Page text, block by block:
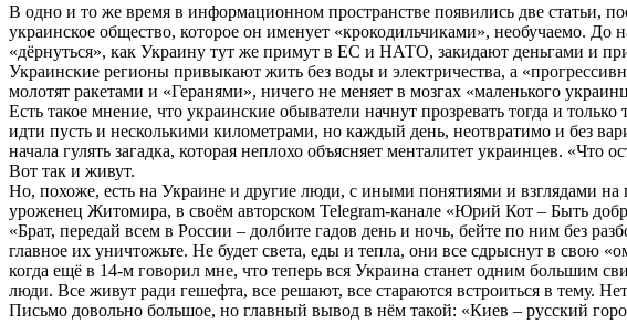
В одно и то же время в информационном пространстве появились две статьи,
украинское общество, которое он именует «крокодильчиками», необучаемо.
«дёрнуться», как Украину тут же примут в ЕС и НАТО, закидают деньгами и
Украинские регионы привыкают жить без воды и электричества, а
молотят ракетами и «Геранями», ничего не меняет в мозгах «маленького
Есть такое мнение, что украинские обыватели начнут прозревать тогда и
идти пусть и несколькими километрами, но каждый день, неотвратимо и без
начала гулять загадка, которая неплохо объясняет менталитет украинцев.
Вот так и живут.
Но, похоже, есть на Украине и другие люди, с иными понятиями и взглядами
уроженец Житомира, в своём авторском Telegram-канале «Юрий Кот – Быть
«Брат, передай всем в России – долбите гадов день и ночь, бейте по ним без
главное их уничтожьте. Не будет света, еды и тепла, они все сдрыснут в
когда ещё в 14-м говорил мне, что теперь вся Украина станет одним большим
люди. Все живут ради гешефта, все решают, все стараются встроиться в
Письмо довольно большое, но главный вывод в нём такой: «Киев – русский